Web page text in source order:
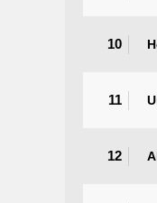
10
11
12